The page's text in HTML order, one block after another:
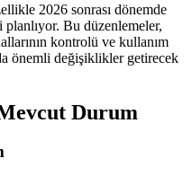
2026 sonrası dönemde
Bu düzenlemeler,
kontrolü ve kullanım
önemli değişiklikler getirecek
Durum